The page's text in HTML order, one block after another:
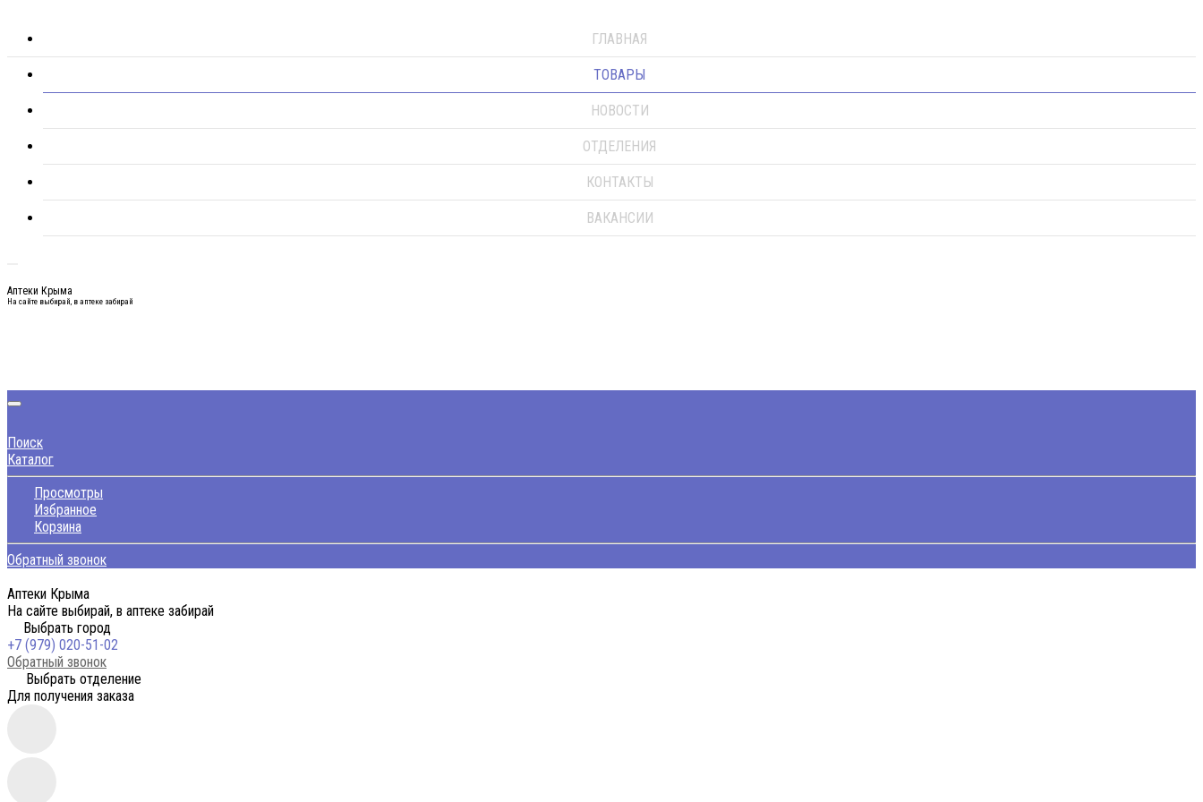
ГЛАВНАЯ
ТОВАРЫ
НОВОСТИ
ОТДЕЛЕНИЯ
КОНТАКТЫ
ВАКАНСИИ
Аптеки Крыма
На сайте выбирай, в аптеке забирай
Поиск
Каталог
Просмотры
Избранное
Корзина
Обратный звонок
Аптеки Крыма
На сайте выбирай, в аптеке забирай
Выбрать город
+7 (979) 020-51-02
Обратный звонок
Выбрать отделение
Для получения заказа